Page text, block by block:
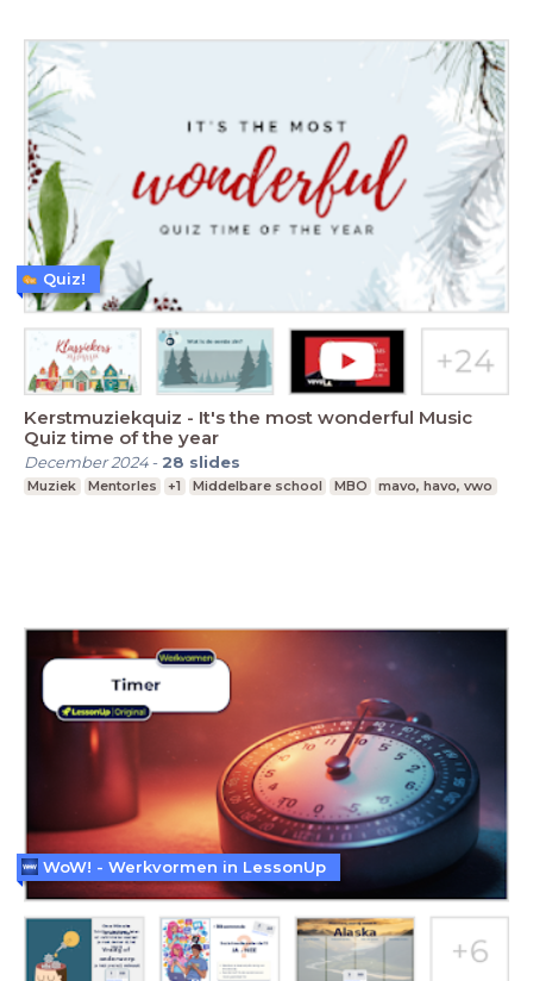
Kerstmuziekquiz - It's the most wonderful Music
Quiz time of the year
December 2024- 28 slides
Muziek Mentorles +1 Middelbare school MBO mavo, havo, vwo
Quiz!
WoW! - Werkvormen in LessonUp